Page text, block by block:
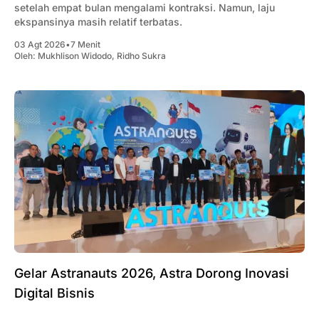
setelah empat bulan mengalami kontraksi. Namun, laju
ekspansinya masih relatif terbatas.
03 Agt 2026•7 Menit
Oleh: Mukhlison Widodo, Ridho Sukra
Gelar Astranauts 2026, Astra Dorong Inovasi
Digital Bisnis